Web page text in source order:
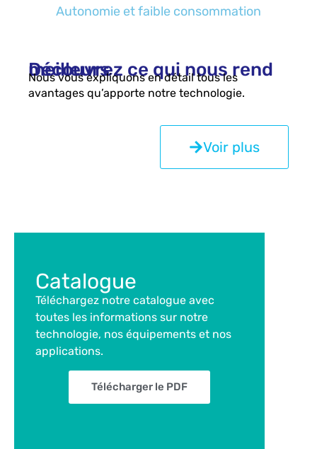
Catalogue
Téléchargez notre catalogue avec
toutes les informations sur notre
technologie, nos équipements et nos
applications.
Télécharger le PDF
Autonomie et faible consommation
Découvrez ce qui nous rend meilleurs
Nous vous expliquons en détail tous les
avantages qu’apporte notre technologie.
Voir plus